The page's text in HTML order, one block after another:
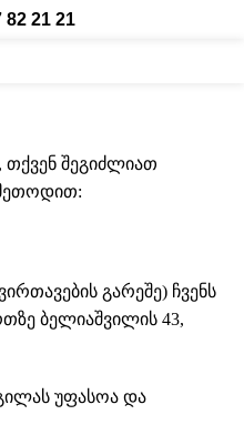
82 21 21
შეგიძლიათ
გარეშე) ჩვენს
ბელიაშვილის 43,
უფასოა და